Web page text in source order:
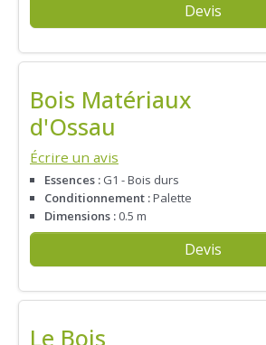
Devis
Bois Matériaux
d'Ossau
Écrire un avis
Essences : G1 - Bois durs
Conditionnement :Palette
Dimensions : 0.5 m
Devis
Le Bois